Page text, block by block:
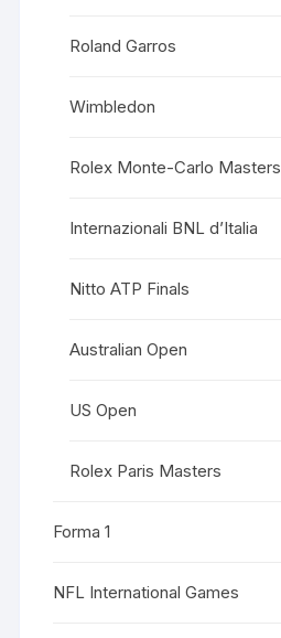
Roland Garros
Wimbledon
Rolex Monte-Carlo Masters
Internazionali BNL d’Italia
Nitto ATP Finals
Australian Open
US Open
Rolex Paris Masters
Forma 1
NFL International Games